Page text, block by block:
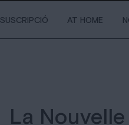
SUSCRIPCIÓ AT HOME
La